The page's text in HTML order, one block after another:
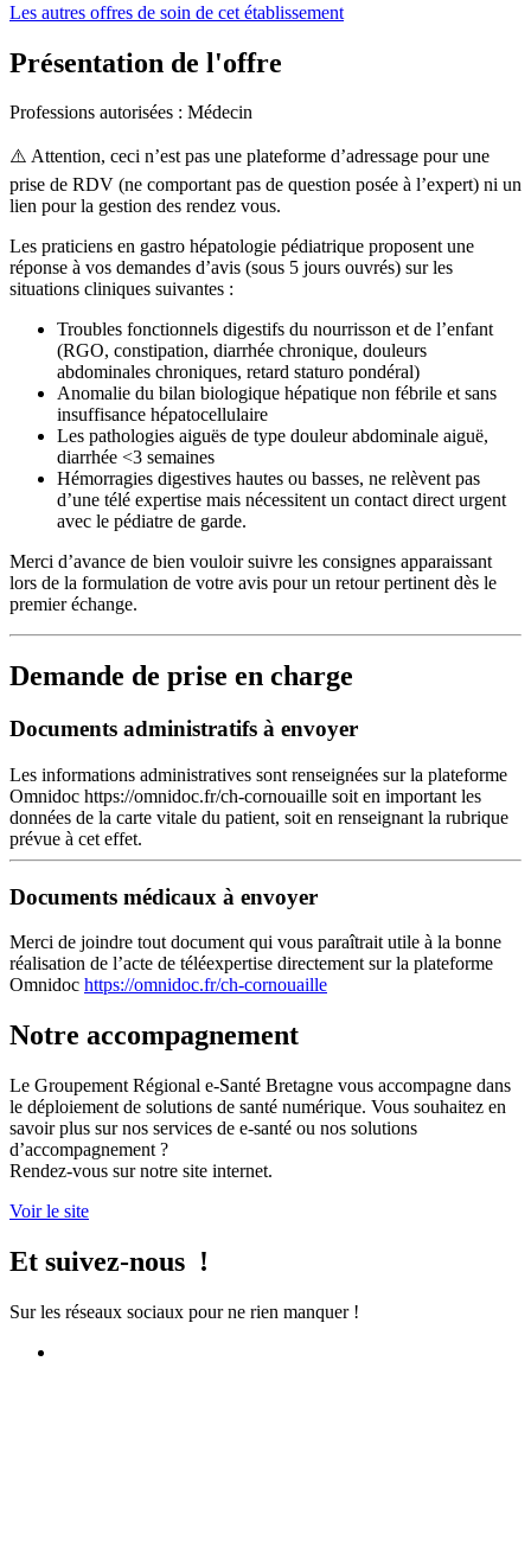
Les autres offres de soin de cet établissement
Présentation de l'offre
Professions autorisées : Médecin
⚠️ Attention, ceci n’est pas une plateforme d’adressage pour une
prise de RDV (ne comportant pas de question posée à l’expert) ni un
lien pour la gestion des rendez vous.
Les praticiens en gastro hépatologie pédiatrique proposent une
réponse à vos demandes d’avis (sous 5 jours ouvrés) sur les
situations cliniques suivantes :
Troubles fonctionnels digestifs du nourrisson et de l’enfant
(RGO, constipation, diarrhée chronique, douleurs
abdominales chroniques, retard staturo pondéral)
Anomalie du bilan biologique hépatique non fébrile et sans
insuffisance hépatocellulaire
Les pathologies aiguës de type douleur abdominale aiguë,
diarrhée <3 semaines
Hémorragies digestives hautes ou basses, ne relèvent pas
d’une télé expertise mais nécessitent un contact direct urgent
avec le pédiatre de garde.
Merci d’avance de bien vouloir suivre les consignes apparaissant
lors de la formulation de votre avis pour un retour pertinent dès le
premier échange.
Demande de prise en charge
Documents administratifs à envoyer
Les informations administratives sont renseignées sur la plateforme
Omnidoc https://omnidoc.fr/ch-cornouaille soit en important les
données de la carte vitale du patient, soit en renseignant la rubrique
prévue à cet effet.
Documents médicaux à envoyer
Merci de joindre tout document qui vous paraîtrait utile à la bonne
réalisation de l’acte de téléexpertise directement sur la plateforme
Omnidoc https://omnidoc.fr/ch-cornouaille
Notre accompagnement
Le Groupement Régional e-Santé Bretagne vous accompagne dans
le déploiement de solutions de santé numérique. Vous souhaitez en
savoir plus sur nos services de e-santé ou nos solutions
d’accompagnement ?
Rendez-vous sur notre site internet.
Voir le site
Et suivez-nous !
Sur les réseaux sociaux pour ne rien manquer !